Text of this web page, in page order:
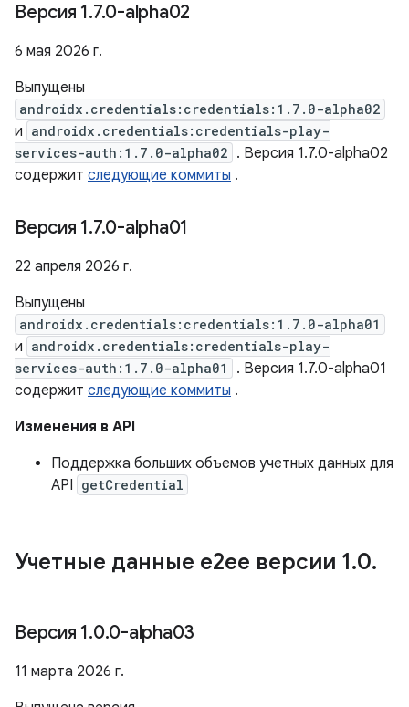
Версия 1.7.0-alpha02
6 мая 2026 г.
Выпущены
androidx.credentials:credentials:1.7.0-alpha02
и androidx.credentials:credentials-play-
services-auth:1.7.0-alpha02 . Версия 1.7.0-alpha02
содержит следующие коммиты .
Версия 1.7.0-alpha01
22 апреля 2026 г.
Выпущены
androidx.credentials:credentials:1.7.0-alpha01
и androidx.credentials:credentials-play-
services-auth:1.7.0-alpha01
. Версия 1.7.0-alpha01
содержит следующие коммиты .
Изменения в API
Поддержка больших объемов учетных данных для
API getCredential
Учетные данные e2ee версии 1.0.
Версия 1.0.0-alpha03
11 марта 2026 г.